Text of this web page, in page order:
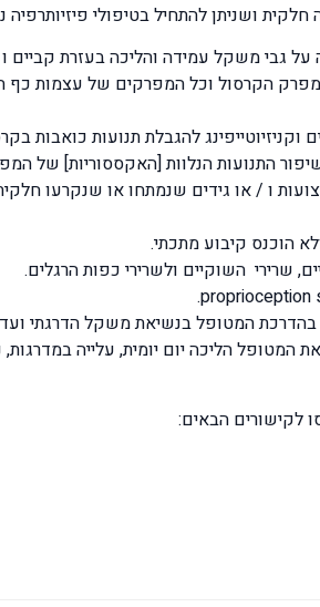
ושניתן להתחיל בטיפולי פיזיותרפיה
גבי משקל עמידה והליכה בעזרת קביים ו
הקרסול וכל המפרקים של עצמות כף
להגבלת תנועות כואבות
התנועות הנלוות [האקססוריות] של
הוכנס קיבוע מתכתי.
שרירי השוקיים ולשרירי כפות הרגלים.
בהדרכת המטופל בנשיאת משקל הדרגתי
הליכה יום יומית, עלייה במדרגות,
לקישורים הבאים: